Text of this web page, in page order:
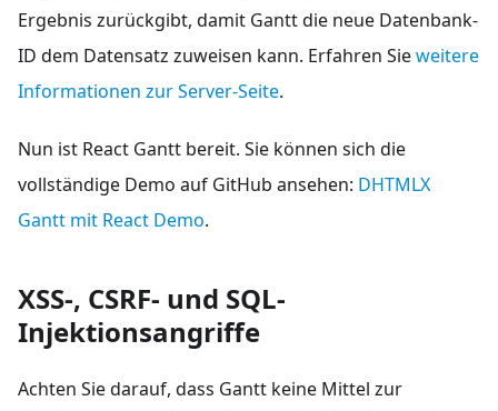
Ergebnis zurückgibt, damit Gantt die neue Datenbank-
ID dem Datensatz zuweisen kann. Erfahren Sieweitere
Informationen zur Server-Seite.
Nun ist React Gantt bereit. Sie können sich die
vollständige Demo auf GitHub ansehen: DHTMLX
Gantt mit React Demo.
XSS-, CSRF- und SQL-
Injektionsangriffe
Achten Sie darauf, dass Gantt keine Mittel zur